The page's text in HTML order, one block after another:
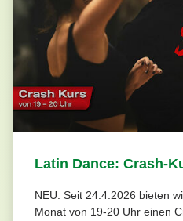
Latin Dance: Crash-
NEU: Seit 24.4.2026 bieten
Monat von 19-20 Uhr einen